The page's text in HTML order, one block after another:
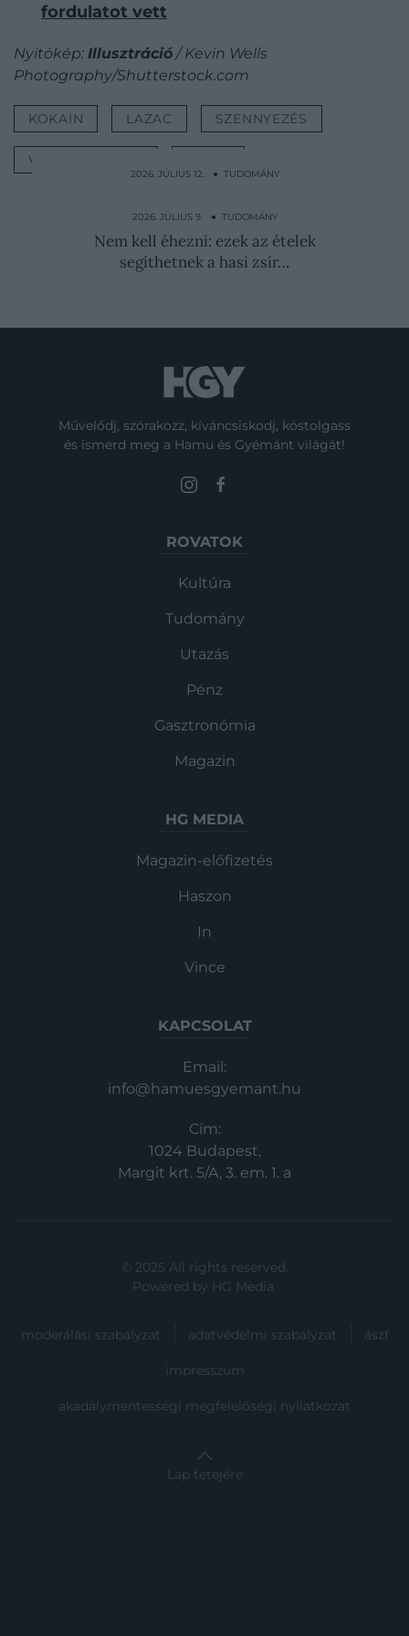
fordulatot vett
Nyitókép: Illusztráció / Kevin Wells
Photography/Shutterstock.com
KOKAIN LAZAC SZENNYEZÉS
VÍZSZENNYEZÉS
2026. JÚLIUS 12. ● TUDOMÁNY
többet árul el rólad…
2026. JÚLIUS 9. ● TUDOMÁNY
Nem kell éhezni: ezek az ételek
segíthetnek a hasi zsír…
Művelődj, szórakozz, kíváncsiskodj, kóstolgass
és ismerd meg a Hamu és Gyémánt világát!
ROVATOK
Kultúra
Tudomány
Utazás
Pénz
Gasztronómia
Magazin
HG MEDIA
Magazin-előfizetés
Haszon
In
Vince
KAPCSOLAT
Email:
info@hamuesgyemant.hu
Cím:
1024 Budapest,
Margit krt. 5/A, 3. em. 1. a
© 2025 All rights reserved.
Powered by HG Media.
moderálási szabályzat adatvédelmi szabályzat ászf
impresszum
akadálymentességi megfelelőségi nyilatkozat
Lap tetejére